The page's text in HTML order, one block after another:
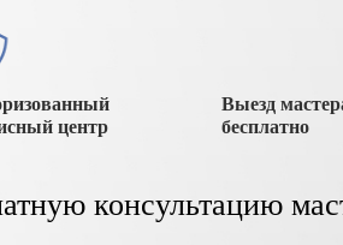
центр
Выезд
бесплатно
консультацию